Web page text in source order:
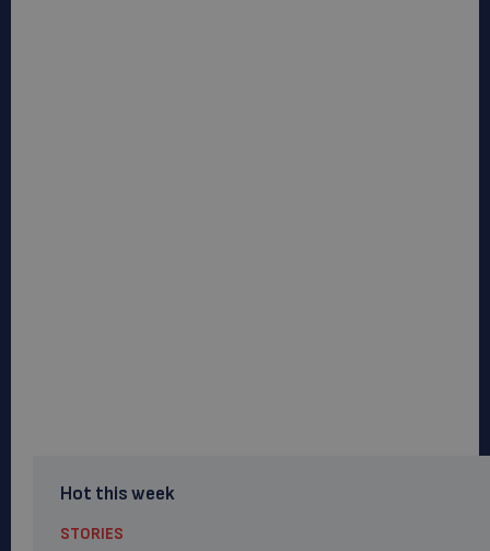
Hot this week
STORIES